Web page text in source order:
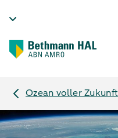
Ozean voller Zukunft